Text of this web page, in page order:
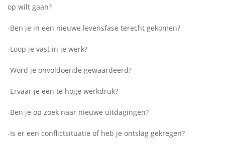
op wilt gaan?
-Ben je in een nieuwe levensfase terecht gekomen?
-Loop je vast in je werk?
-Word je onvoldoende gewaardeerd?
-Ervaar je een te hoge werkdruk?
-Ben je op zoek naar nieuwe uitdagingen?
-Is er een conflictsituatie of heb je ontslag gekregen?